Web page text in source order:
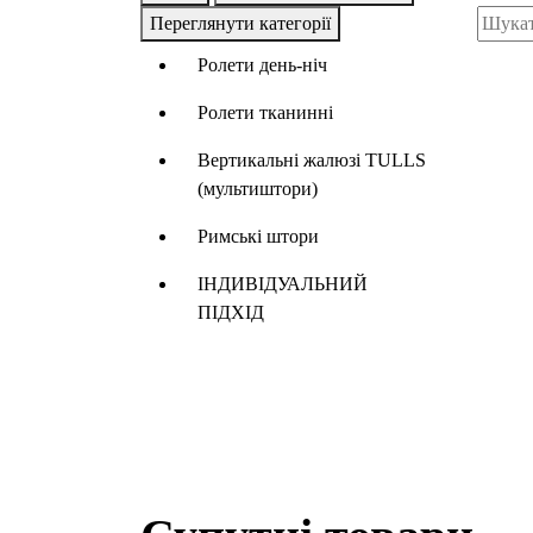
Переглянути категорії
Ролети день-ніч
Ролети тканинні
Вертикальні жалюзі TULLS
(мультиштори)
Римські штори
ІНДИВІДУАЛЬНИЙ
ПІДХІД